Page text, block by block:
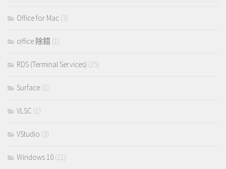
Office for Mac (3)
office 除錯 (1)
RDS (Terminal Services) (25)
Surface (1)
VLSC (1)
VStudio (3)
Windows 10 (21)